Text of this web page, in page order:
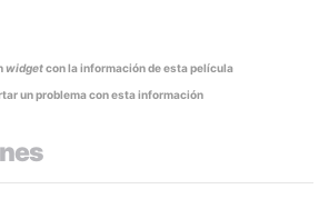
widgetcon la información de esta película
un problema con esta información